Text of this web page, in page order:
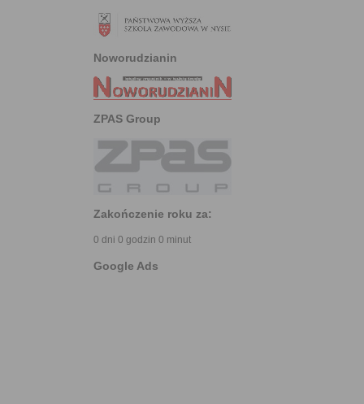
Noworudzianin
ZPAS Group
Zakończenie roku za:
0 dni 0 godzin 0 minut
Google Ads